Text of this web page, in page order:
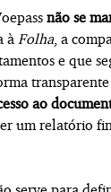
não se
à Folha, a
e que
ao
um relatório